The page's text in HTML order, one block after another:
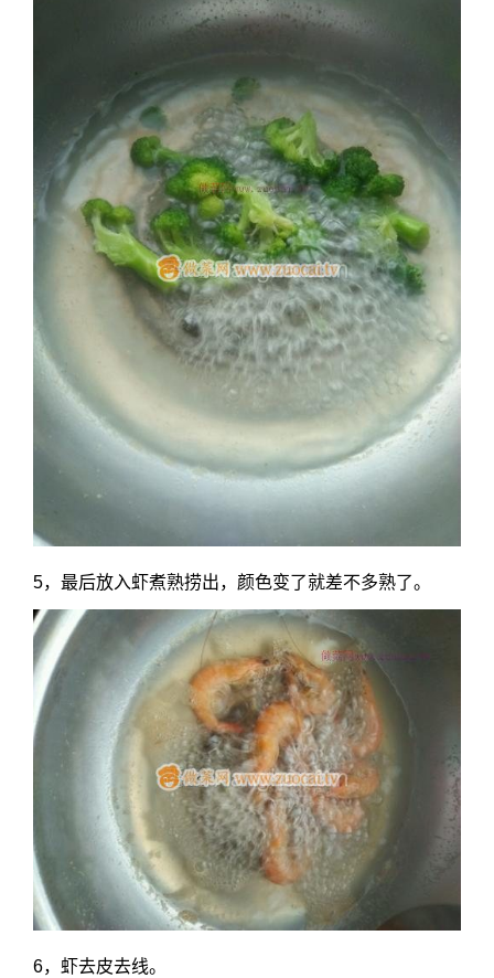
5，最后放入虾煮熟捞出，颜色变了就差不多熟了。
6，虾去皮去线。